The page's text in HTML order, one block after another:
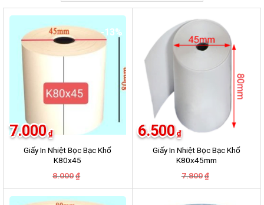
-13%
Giấy In Nhiệt Bọc Bạc Khổ
K80x45
8.000 ₫
là:
8.000₫.
7.000 ₫
tại
là:
-17%
Giấy In Nhiệt Bọc Bạc Khổ
K80x45mm
7.800 ₫
là:
6.500 ₫
tại